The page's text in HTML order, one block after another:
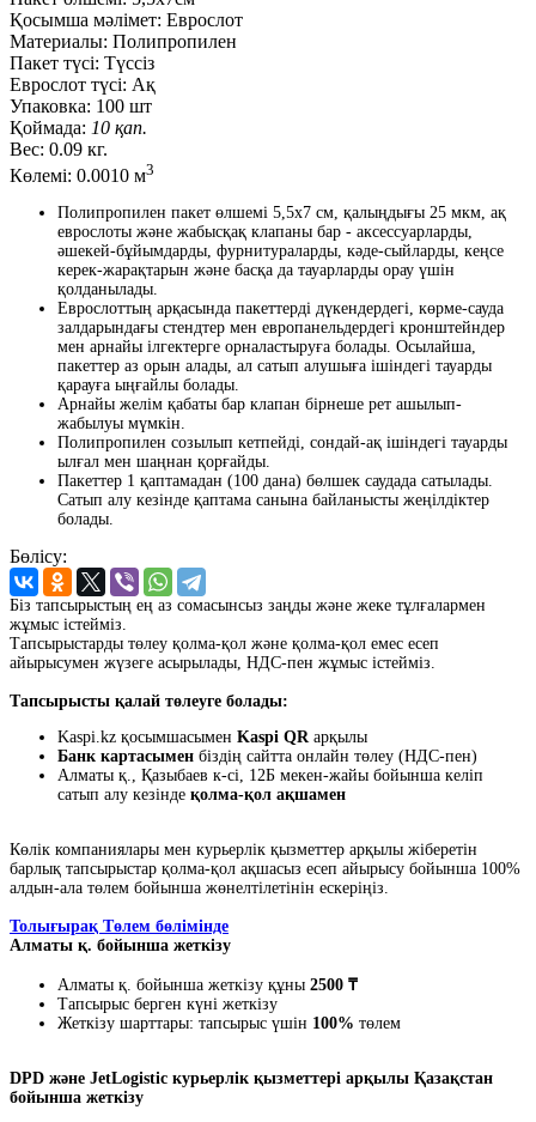
Қосымша мәлімет: Еврослот
Материалы: Полипропилен
Пакет түсі: Түссіз
Еврослот түсі: Ақ
Упаковка: 100 шт
Қоймада: 10 қап.
Вес: 0.09 кг.
Көлемі: 0.0010 м3
Полипропилен пакет өлшемі 5,5x7 см, қалыңдығы 25 мкм, ақ
еврослоты және жабысқақ клапаны бар - аксессуарларды,
әшекей-бұйымдарды, фурнитураларды, кәде-сыйларды, кеңсе
керек-жарақтарын және басқа да тауарларды орау үшін
қолданылады.
Еврослоттың арқасында пакеттерді дүкендердегі, көрме-сауда
залдарындағы стендтер мен европанельдердегі кронштейндер
мен арнайы ілгектерге орналастыруға болады. Осылайша,
пакеттер аз орын алады, ал сатып алушыға ішіндегі тауарды
қарауға ыңғайлы болады.
Арнайы желім қабаты бар клапан бірнеше рет ашылып-
жабылуы мүмкін.
Полипропилен созылып кетпейді, сондай-ақ ішіндегі тауарды
ылғал мен шаңнан қорғайды.
Пакеттер 1 қаптамадан (100 дана) бөлшек саудада сатылады.
Сатып алу кезінде қаптама санына байланысты жеңілдіктер
болады.
Бөлісу:
Біз тапсырыстың ең аз сомасынсыз заңды және жеке тұлғалармен
жұмыс істейміз.
Тапсырыстарды төлеу қолма-қол және қолма-қол емес есеп
айырысумен жүзеге асырылады, НДС-пен жұмыс істейміз.
Тапсырысты қалай төлеуге болады:
Kaspi.kz қосымшасымен Kaspi QRарқылы
Банк картасымен біздің сайтта онлайн төлеу (НДС-пен)
Алматы қ., Қазыбаев к-сі, 12Б мекен-жайы бойынша келіп
сатып алу кезінде қолма-қол ақшамен
Көлік компаниялары мен курьерлік қызметтер арқылы жіберетін
барлық тапсырыстар қолма-қол ақшасыз есеп айырысу бойынша 100%
алдын-ала төлем бойынша жөнелтілетінін ескеріңіз.
Толығырақ Төлем бөлімінде
Алматы қ. бойынша жеткізу
Алматы қ. бойынша жеткізу құны 2500 ₸
Тапсырыс берген күні жеткізу
Жеткізу шарттары: тапсырыс үшін 100% төлем
DPD және JetLogistic курьерлік қызметтері арқылы Қазақстан
бойынша жеткізу